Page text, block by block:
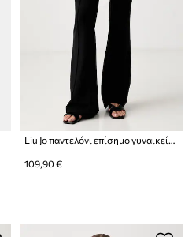
Liu Jo παντελόνι επίσημο γυναικείο με βισκόζη
109,90 €